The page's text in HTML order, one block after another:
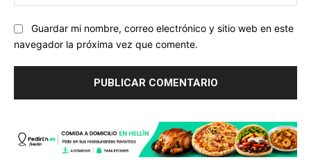
Guardar mi nombre, correo electrónico y sitio web en este
navegador la próxima vez que comente.